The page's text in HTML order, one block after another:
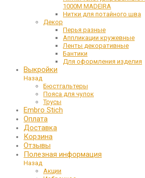
1000М MADEIRA
Нитки для потайного шва
Декор
Перья разные
Аппликации кружевные
Ленты декоративные
Бантики
Для оформления изделия
Выкройки
Назад
Бюстгальтеры
Пояса для чулок
Трусы
Embro Stich
Оплата
Доставка
Корзина
Отзывы
Полезная информация
Назад
Акции